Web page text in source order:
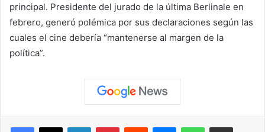
principal. Presidente del jurado de la última Berlinale en
febrero, generó polémica por sus declaraciones según las
cuales el cine debería “mantenerse al margen de la
política”.
Facebook
X LinkedInPinterestReddit MessengerWhatsAppCompartir vía correo